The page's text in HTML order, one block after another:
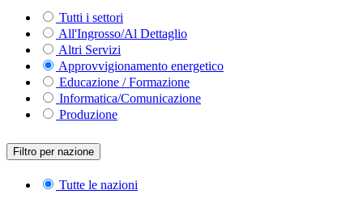
Tutti i settori
All'Ingrosso/Al Dettaglio
Altri Servizi
Approvvigionamento energetico
Educazione / Formazione
Informatica/Comunicazione
Produzione
Filtro per nazione
Tutte le nazioni